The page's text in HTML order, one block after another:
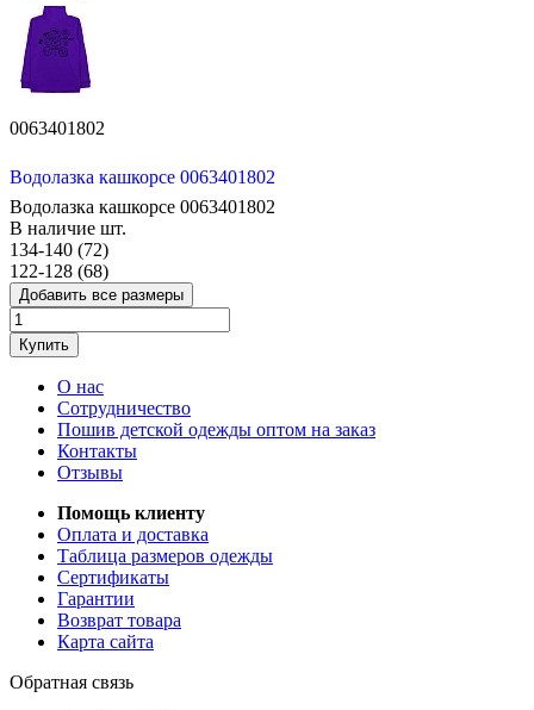
0063401802
Водолазка кашкорсе 0063401802
Водолазка кашкорсе 0063401802
В наличие шт.
134-140 (72)
122-128 (68)
Добавить все размеры
Купить
О нас
Сотрудничество
Пошив детской одежды оптом на заказ
Контакты
Отзывы
Помощь клиенту
Оплата и доставка
Таблица размеров одежды
Сертификаты
Гарантии
Возврат товара
Карта сайта
Обратная связь